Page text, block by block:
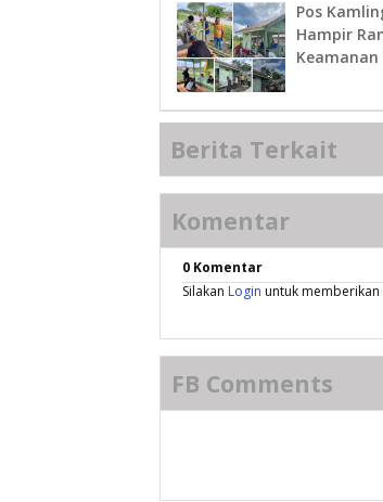
Pos
Hampir
Keamanan
Berita Terkait
Komentar
0 Komentar
Silakan Login untuk
FB Comments